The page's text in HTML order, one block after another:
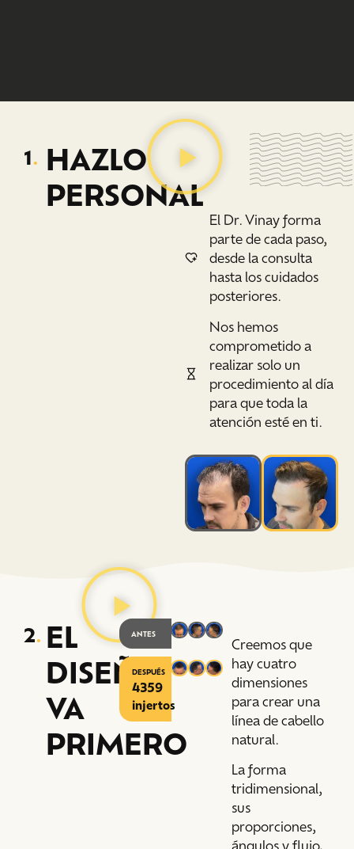
1. HAZLO
PERSONAL
El Dr. Vinay forma
parte de cada paso,
desde la consulta
hasta los cuidados
posteriores.
Nos hemos
comprometido a
realizar solo un
procedimiento al día
para que toda la
atención esté en ti.
2. EL
DISEÑO
VA
PRIMERO
ANTES
DESPUÉS
4359
injertos
Creemos que
hay cuatro
dimensiones
para crear una
línea de cabello
natural.
La forma
tridimensional,
sus
proporciones,
ángulos y flujo,